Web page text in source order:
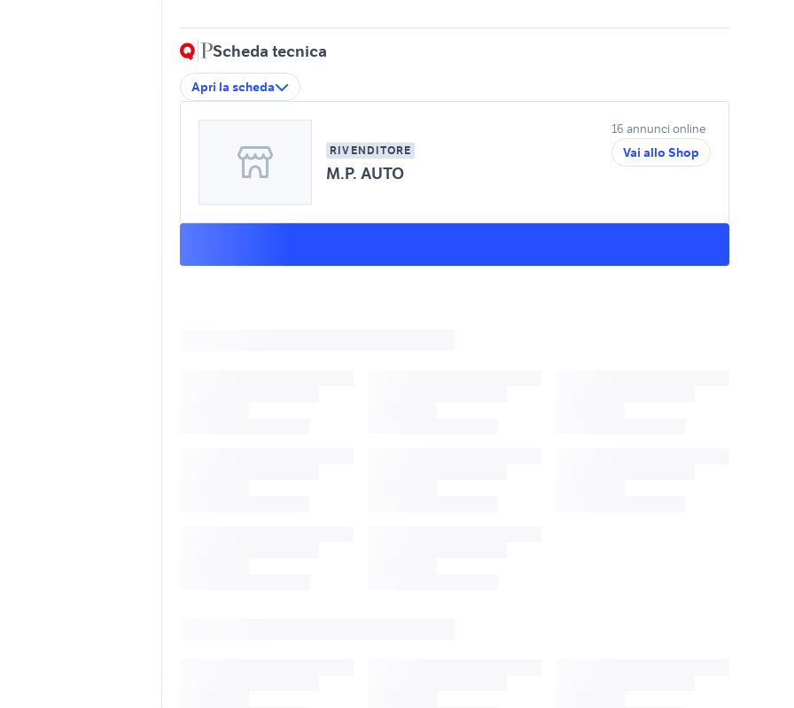
Scheda tecnica
Apri la scheda
RIVENDITORE
M.P. AUTO
16 annunci online
Vai allo Shop